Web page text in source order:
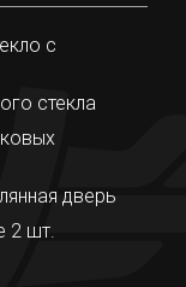
с
стекла
дверь
2 шт.